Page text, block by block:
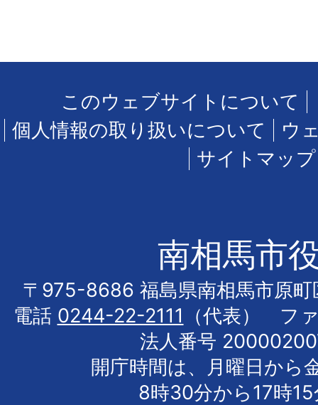
このウェブサイトについて
個人情報の取り扱いについて
ウ
サイトマップ
南相馬市
〒975-8686 福島県南相馬市原町
電話 0244-22-2111
（代表） フ
法人番号
開庁時間は、月曜日から
8時30分から17時